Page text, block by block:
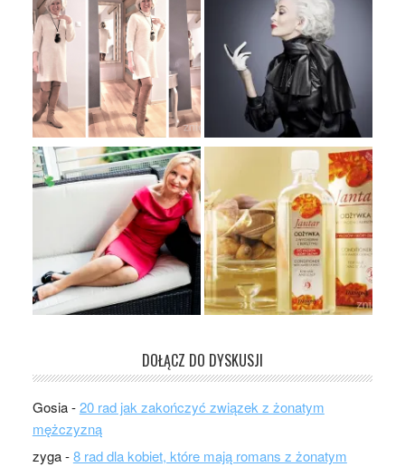
DOŁĄCZ DO DYSKUSJI
Gosia-20 rad jak zakończyć związek z żonatym
mężczyzną
zyga-8 rad dla kobiet, które mają romans z żonatym